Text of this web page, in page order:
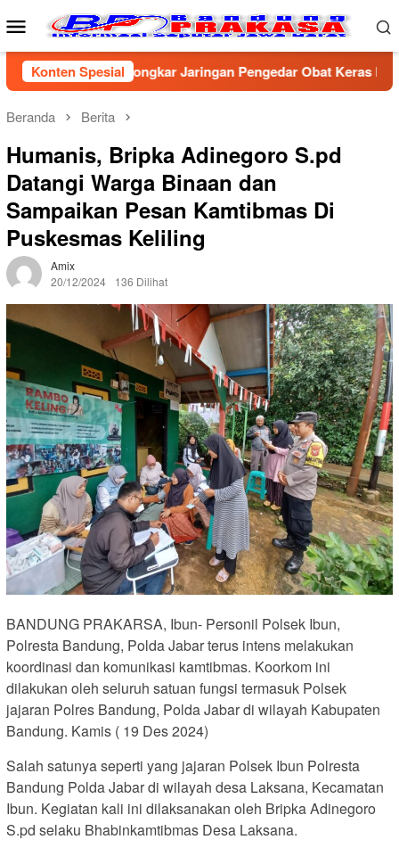
ke
Menu
Mobile
Konten Spesial
Cirebon Bongkar Jaringan Pengedar Obat Keras Ilegal, Dua
Beranda Berita
Humanis, Bripka Adinegoro S.pd
Datangi Warga Binaan dan
Sampaikan Pesan Kamtibmas Di
Puskesmas Keliling
Amix
20/12/2024
136 Dilihat
BANDUNG PRAKARSA, Ibun- Personil Polsek Ibun,
Polresta Bandung, Polda Jabar terus intens melakukan
koordinasi dan komunikasi kamtibmas. Koorkom ini
dilakukan oleh seluruh satuan fungsi termasuk Polsek
jajaran Polres Bandung, Polda Jabar di wilayah Kabupaten
Bandung. Kamis ( 19 Des 2024)
Salah satunya seperti yang jajaran Polsek Ibun Polresta
Bandung Polda Jabar di wilayah desa Laksana, Kecamatan
Ibun. Kegiatan kali ini dilaksanakan oleh Bripka Adinegoro
S.pd selaku Bhabinkamtibmas Desa Laksana.